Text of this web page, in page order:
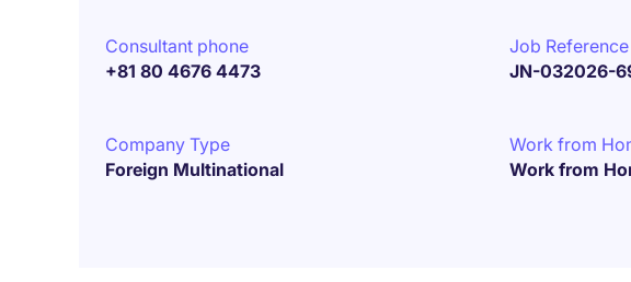
Consultant phone
+81 80 4676 4473
Job Reference
JN-032026-
Company Type
Foreign Multinational
Work from
Work from